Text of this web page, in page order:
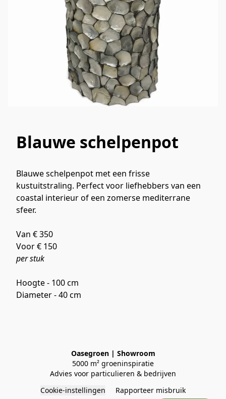
Blauwe schelpenpot
Blauwe schelpenpot met een frisse
kustuitstraling. Perfect voor liefhebbers van een
coastal interieur of een zomerse mediterrane
sfeer.
Van € 350
Voor € 150
per stuk
Hoogte - 100 cm
Diameter - 40 cm
Oasegroen | Showroom
5000 m² groeninspiratie
Advies voor particulieren & bedrijven
Cookie-instellingen
Rapporteer misbruik